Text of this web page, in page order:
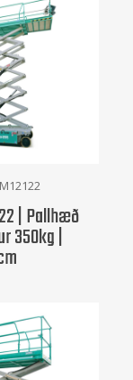
| Pallhæð
350kg |